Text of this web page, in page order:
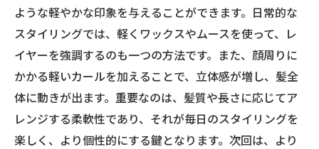
ような軽やかな印象を与えることができます。日常的な
スタイリングでは、軽くワックスやムースを使って、レ
イヤーを強調するのも一つの方法です。また、顔周りに
かかる軽いカールを加えることで、立体感が増し、髪全
体に動きが出ます。重要なのは、髪質や長さに応じてア
レンジする柔軟性であり、それが毎日のスタイリングを
楽しく、より個性的にする鍵となります。次回は、より